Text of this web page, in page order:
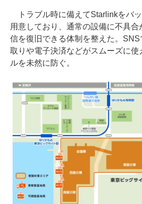
トラブル時に備えてStarlinkをバ
用意しており、通常の設備に不具合
信を復旧できる体制を整えた。SNS
取りや電子決済などがスムーズに使
ルを未然に防ぐ。